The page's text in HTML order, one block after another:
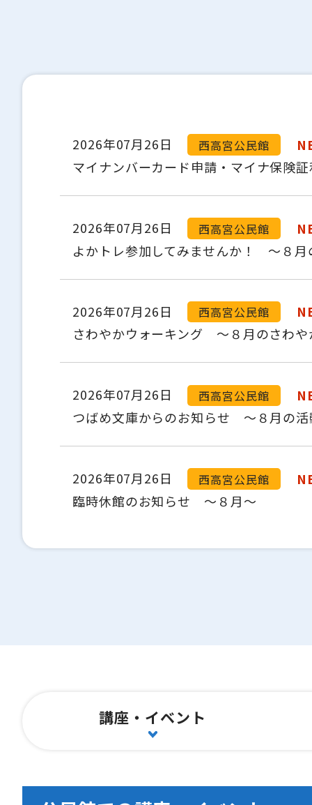
2026年07月26日 西高宮公民館
マイナンバーカード申請・マイナ保険
2026年07月26日 西高宮公民館
よかトレ参加してみませんか！ ～８月
2026年07月26日 西高宮公民館
さわやかウォーキング ～８月のさわ
2026年07月26日 西高宮公民館
つばめ文庫からのお知らせ ～８月の活
2026年07月26日 西高宮公民館
臨時休館のお知らせ ～８月～
講座・イベント